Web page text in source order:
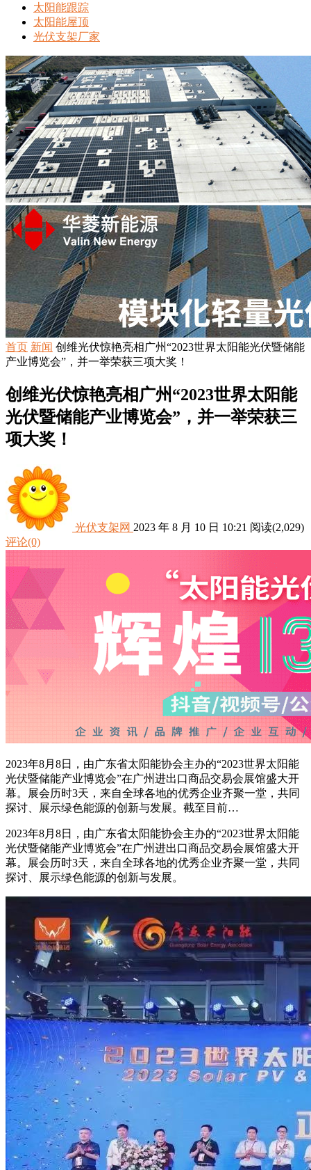
太阳能跟踪
太阳能屋顶
光伏支架厂家
首页 新闻 创维光伏惊艳亮相广州“2023世界太阳能光伏暨储能
产业博览会”，并一举荣获三项大奖！
创维光伏惊艳亮相广州“2023世界太阳能
光伏暨储能产业博览会”，并一举荣获三
项大奖！
光伏支架网 2023 年 8 月 10 日 10:21 阅读(2,029)
评论(0)
2023年8月8日，由广东省太阳能协会主办的“2023世界太阳能
光伏暨储能产业博览会”在广州进出口商品交易会展馆盛大开
幕。展会历时3天，来自全球各地的优秀企业齐聚一堂，共同
探讨、展示绿色能源的创新与发展。截至目前…
2023年8月8日，由广东省太阳能协会主办的“2023世界太阳能
光伏暨储能产业博览会”在广州进出口商品交易会展馆盛大开
幕。展会历时3天，来自全球各地的优秀企业齐聚一堂，共同
探讨、展示绿色能源的创新与发展。